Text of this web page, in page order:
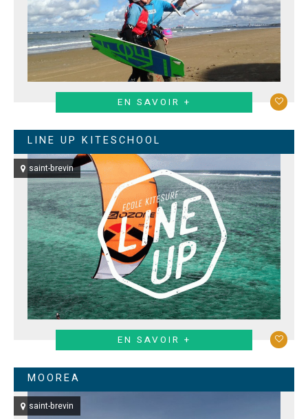
EN SAVOIR +
LINE UP KITESCHOOL
saint-brevin
EN SAVOIR +
MOOREA
saint-brevin